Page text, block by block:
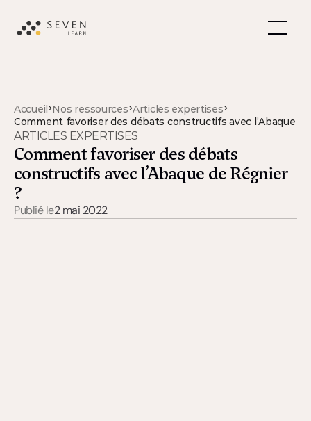
Accueil>Nos ressources>Articles expertises>
Comment favoriser des débats constructifs avec l’Abaque
ARTICLES EXPERTISES
Comment favoriser des débats
constructifs avec l’Abaque de Régnier
?
Publié le2 mai 2022